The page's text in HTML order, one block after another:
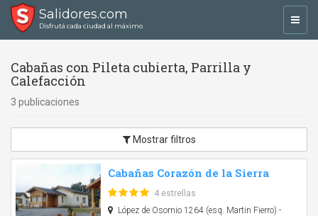
Salidores.com
Disfrutá cada ciudad al máximo
Cabañas con Pileta cubierta, Parrilla y
Calefacción
3 publicaciones
Mostrar filtros
Cabañas Corazón de la Sierra
4 estrellas
López de Osornio 1264 (esq. Martin Fierro) -